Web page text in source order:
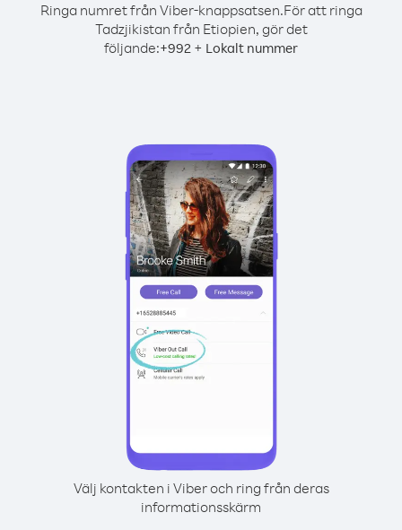
Ringa numret från Viber-knappsatsen.För att ringa
Tadzjikistan från Etiopien, gör det
följande:+992 + Lokalt nummer
Välj kontakten i Viber och ring från deras
informationsskärm